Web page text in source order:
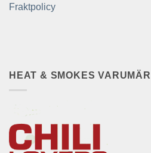
Fraktpolicy
HEAT & SMOKES